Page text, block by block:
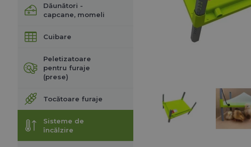
Dăunători -
capcane, momeli
Cuibare
Peletizatoare
pentru furaje
(prese)
Tocătoare furaje
Sisteme de
încălzire